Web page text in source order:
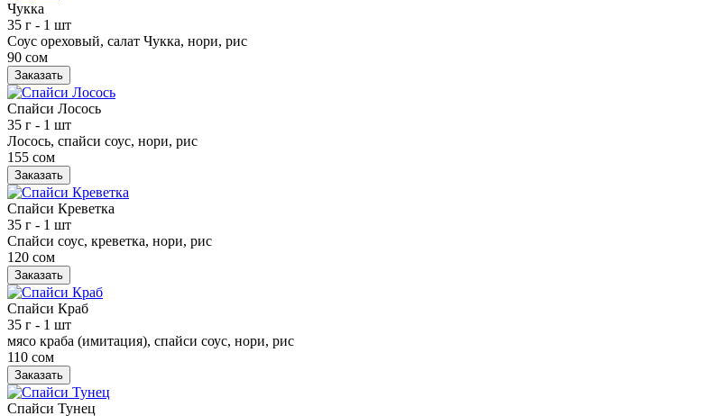
Чукка
35 г - 1 шт
Соус ореховый, салат Чукка, нори, рис
90 сом
Заказать
Спайси Лосось
35 г - 1 шт
Лосось, спайси соус, нори, рис
155 сом
Заказать
Спайси Креветка
35 г - 1 шт
Спайси соус, креветка, нори, рис
120 сом
Заказать
Спайси Краб
35 г - 1 шт
мясо краба (имитация), спайси соус, нори, рис
110 сом
Заказать
Спайси Тунец